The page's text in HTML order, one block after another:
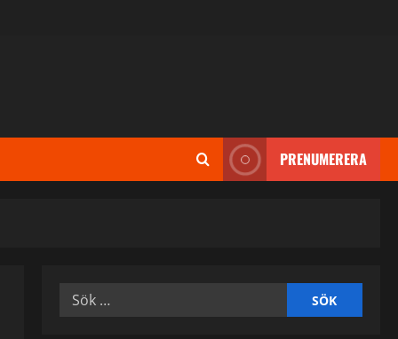
PRENUMERERA
Sök